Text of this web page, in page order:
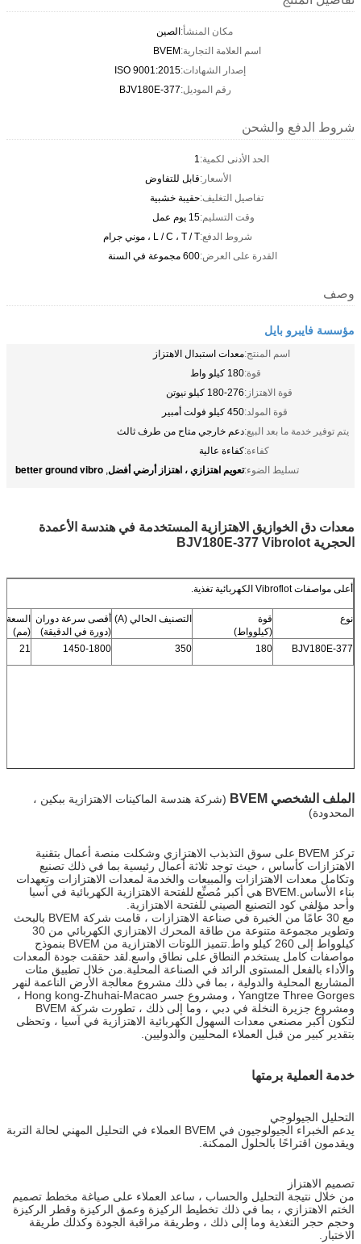
مكان المنشأ:الصين
اسم العلامة التجارية:BVEM
إصدار الشهادات:ISO 9001:2015
رقم الموديل:BJV180E-377
شروط الدفع والشحن
الحد الأدنى لكمية:1
الأسعار:قابل للتفاوض
تفاصيل التغليف:حقيبة خشبية
وقت التسليم:15 يوم عمل
شروط الدفع:L / C ، T / T ، موني جرام
القدرة على العرض:600 مجموعة في السنة
وصف
مؤسسة فايبرو بايل
اسم المنتج:معدات استبدال الاهتزاز
قوة:180 كيلو واط
قوة الاهتزاز:180-276 كيلو نيوتن
قوة المولد:450 كيلو فولت أمبير
يتم توفير خدمة ما بعد البيع:دعم خارجي متاح من طرف ثالث
كفاءة:كفاءة عالية
تسليط الضوء:تعويم اهتزازي ، اهتزاز أرضي أفضل,
better ground vibro
معدات دق الخوازيق الاهتزازية المستخدمة في هندسة الأعمدة
الحجرية BJV180E-377 Vibrolot
أعلى مواصفات Vibroflot الكهربائية تغذية.
نوع
قوة
(كيلوواط)
التصنيف الحالي (A)
أقصى سرعة دوران
(دورة في الدقيقة)
السعة
(مم)
BJV180E-377
180
350
1450-1800
21
الملف الشخصي BVEM
(شركة هندسة الماكينات الاهتزازية ببكين ،
المحدودة)
تركز BVEM على سوق التذبذب الاهتزازي وشكلت منصة أعمال بتقنية
الاهتزازات كأساس ، حيث توجد ثلاثة أعمال رئيسية بما في ذلك تصنيع
وتكامل معدات الاهتزازات والمبيعات والخدمة لمعدات الاهتزازات وتعهدات
بناء الأساس.BVEM هي أكبر مُصنِّع للفتحة الاهتزازية الكهربائية في آسيا
وأحد مؤلفي كود التصنيع الصيني للفتحة الاهتزازية.
مع 30 عامًا من الخبرة في صناعة الاهتزازات ، قامت شركة BVEM بالبحث
وتطوير مجموعة متنوعة من طاقة المحرك الاهتزازي الكهربائي من 30
كيلوواط إلى 260 كيلو واط.تتميز اللوتات الاهتزازية من BVEM بنموذج
مواصفات كامل يستخدم النطاق على نطاق واسع.لقد حققت جودة المعدات
والأداء بالفعل المستوى الرائد في الصناعة المحلية.من خلال تطبيق مئات
المشاريع المحلية والدولية ، بما في ذلك مشروع معالجة الأرض الناعمة لنهر
Yangtze Three Gorges ، ومشروع جسر Hong kong-Zhuhai-Macao ،
ومشروع جزيرة النخلة في دبي ، وما إلى ذلك ، تطورت شركة BVEM
لتكون أكبر مصنعي معدات السهول الكهربائية الاهتزازية في آسيا ، وتحظى
بتقدير كبير من قبل العملاء المحليين والدوليين.
خدمة العملية برمتها
التحليل الجيولوجي
يدعم الخبراء الجيولوجيون في BVEM العملاء في التحليل المهني لحالة التربة
ويقدمون اقتراحًا بالحلول الممكنة.
تصميم الاهتزاز
من خلال نتيجة التحليل والحساب ، ساعد العملاء على صياغة مخطط تصميم
الختم الاهتزازي ، بما في ذلك تخطيط الركيزة وعمق الركيزة وقطر الركيزة
وحجم حجر التغذية وما إلى ذلك ، وطريقة مراقبة الجودة وكذلك طريقة
الاختبار.